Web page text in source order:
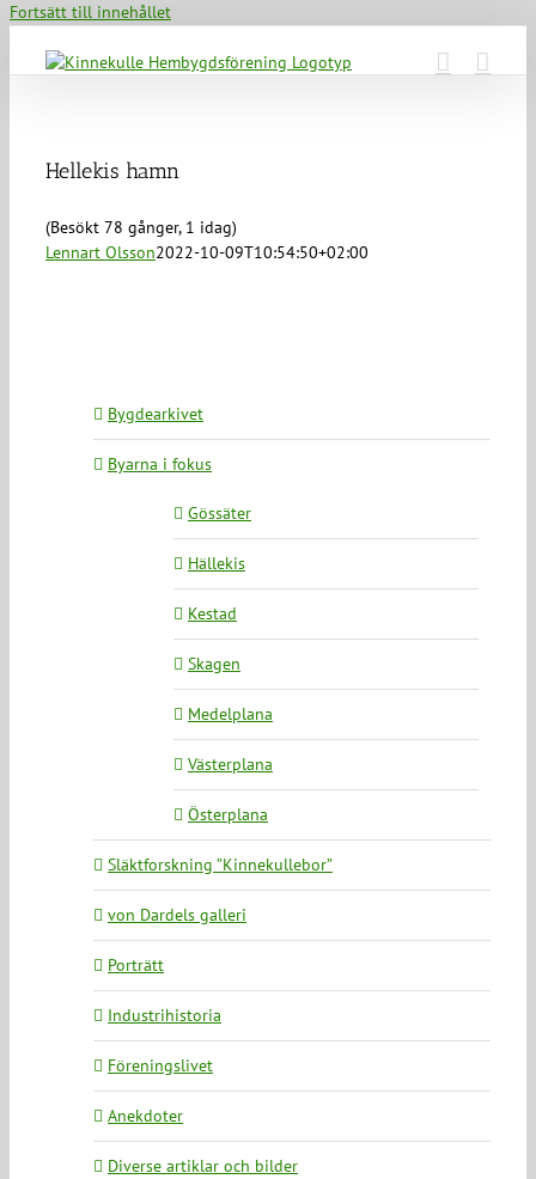
Fortsätt till innehållet
Hellekis hamn
(Besökt 78 gånger, 1 idag)
Lennart Olsson2022-10-09T10:54:50+02:00
Bygdearkivet
Byarna i fokus
Gössäter
Hällekis
Kestad
Skagen
Medelplana
Västerplana
Österplana
Släktforskning ”Kinnekullebor”
von Dardels galleri
Porträtt
Industrihistoria
Föreningslivet
Anekdoter
Diverse artiklar och bilder